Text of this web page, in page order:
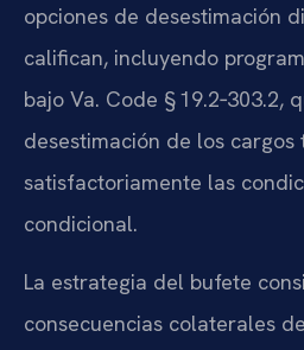
opciones de desestimación
califican, incluyendo
bajo Va. Code § 19.2‑303.2,
desestimación de los
satisfactoriamente las
condicional.
La estrategia del bufete
consecuencias colaterales